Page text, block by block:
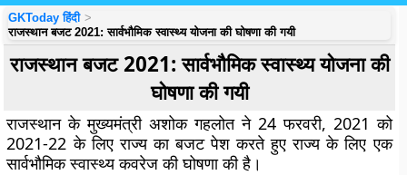
GKToday हिंदी
राजस्थान बजट 2021: सार्वभौमिक स्वास्थ्य योजना की घोषणा की गयी
राजस्थान बजट 2021: सार्वभौमिक स्वास्थ्य योजना की
घोषणा की गयी
राजस्थान के मुख्यमंत्री अशोक गहलोत ने 24 फरवरी, 2021 को
2021-22 के लिए राज्य का बजट पेश करते हुए राज्य के लिए एक
सार्वभौमिक स्वास्थ्य कवरेज की घोषणा की है।